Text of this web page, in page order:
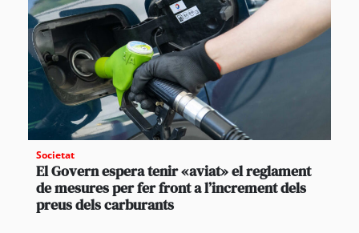
Societat
El Govern espera tenir «aviat» el reglament
de mesures per fer front a l’increment dels
preus dels carburants